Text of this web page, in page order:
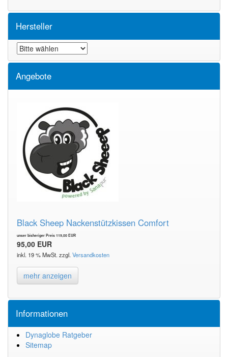
Hersteller
Angebote
Black Sheep Nackenstützkissen Comfort
unser bisheriger Preis 119,00 EUR
95,00 EUR
inkl. 19 % MwSt. zzgl. Versandkosten
mehr anzeigen
Informationen
Dynaglobe Ratgeber
Sitemap